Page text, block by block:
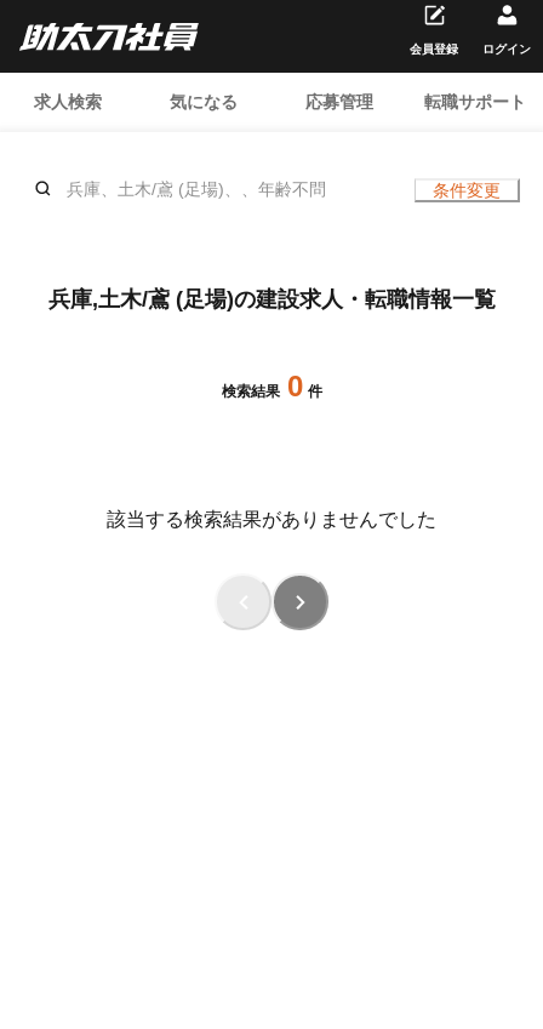
求人検索 気になる 応募管理 転職サポート
会員登録 ログイン
兵庫、土木/鳶 (足場)、、年齢不問 条件変更
兵庫,土木/鳶 (足場)の建設求人・転職情報一覧
検索結果 0 件
該当する検索結果がありませんでした